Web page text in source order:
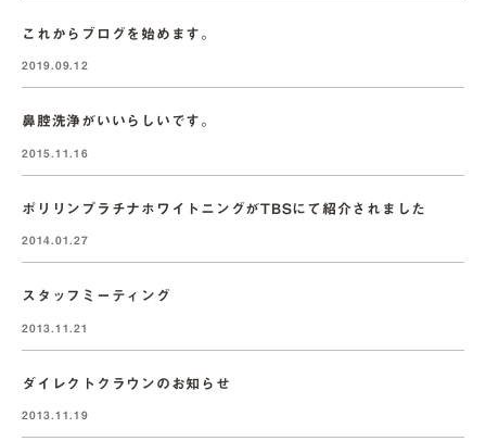
これからブログを始めます。
2019.09.12
鼻腔洗浄がいいらしいです。
2015.11.16
ポリリンプラチナホワイトニングがTBSにて紹介されました
2014.01.27
スタッフミーティング
2013.11.21
ダイレクトクラウンのお知らせ
2013.11.19